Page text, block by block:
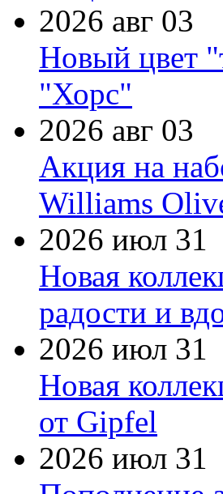
2026 авг 03
Новый цвет
"Хорс"
2026 авг 03
Акция на
Williams
2026 июл 31
Новая
радости и
2026 июл 31
Новая
от Gipfel
2026 июл 31